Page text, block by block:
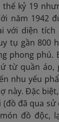
kỷ 19
năm 1942
với diện tích
tụ gần 800
phong phú.
từ quần áo,
nhu yếu
này. Đặc
đã qua sử
đồ độc,